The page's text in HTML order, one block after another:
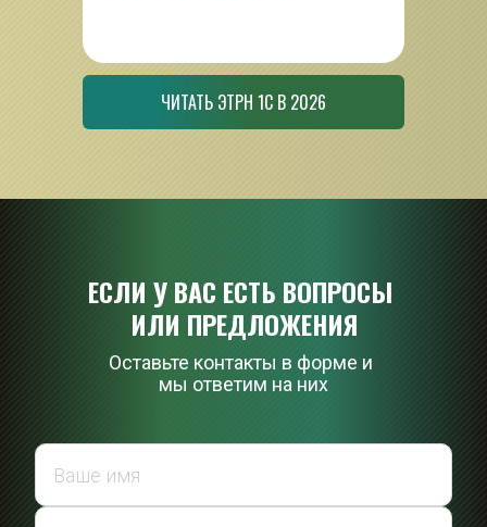
ЧИТАТЬ ЭТРН 1С В 2026
ЕСЛИ У ВАС ЕСТЬ ВОПРОСЫ
ИЛИ ПРЕДЛОЖЕНИЯ
Оставьте контакты в форме и
мы ответим на них